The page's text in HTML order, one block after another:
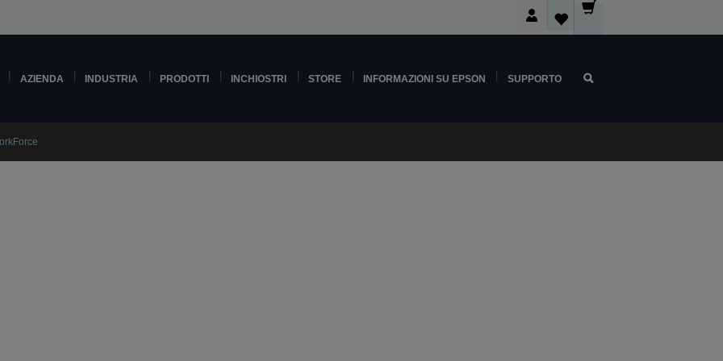
AZIENDA INDUSTRIA PRODOTTI INCHIOSTRI STORE INFORMAZIONI SU EPSON SUPPORTO